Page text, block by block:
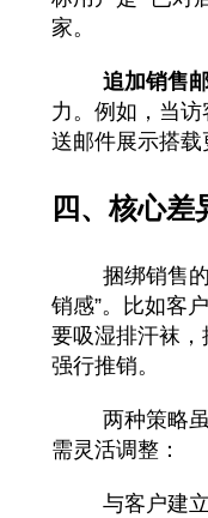
家。
追加销售
力。例如，当
送邮件展示搭载
四、核心差
捆绑销售
销感”。比如客
要吸湿排汗袜
强行推销。
两种策略
需灵活调整：
与客户建